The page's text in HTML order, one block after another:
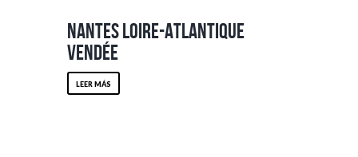
Nantes Loire-Atlantique
Vendée
LEER MÁS